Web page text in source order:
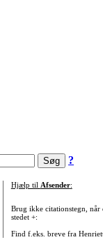
?
Hjælp til Afsender:
Brug ikke citationstegn, når
stedet +:
Find f.eks. breve fra